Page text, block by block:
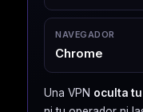
NAVEGADOR
Chrome
Una VPN oculta tu